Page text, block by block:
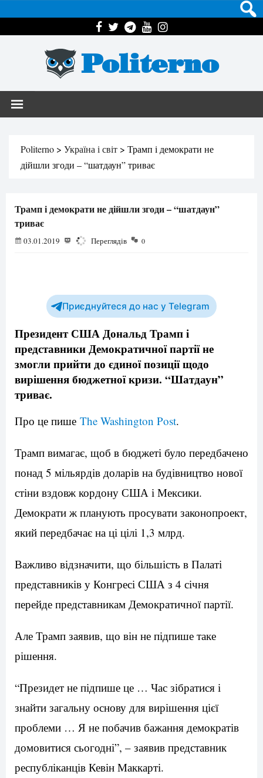
Politerno
Politerno > Україна і світ > Трамп і демократи не
дійшли згоди – “шатдаун” триває
Трамп і демократи не дійшли згоди – “шатдаун”
триває
03.01.2019 1776 Переглядів 0
Приєднуйтеся до нас у Telegram
Президент США Дональд Трамп і
представники Демократичної партії не
змогли прийти до єдиної позиції щодо
вирішення бюджетної кризи. “Шатдаун”
триває.
Про це пише The Washington Post.
Трамп вимагає, щоб в бюджеті було передбачено
понад 5 мільярдів доларів на будівництво нової
стіни вздовж кордону США і Мексики.
Демократи ж планують просувати законопроект,
який передбачає на ці цілі 1,3 млрд.
Важливо відзначити, що більшість в Палаті
представників у Конгресі США з 4 січня
перейде представникам Демократичної партії.
Але Трамп заявив, що він не підпише таке
рішення.
“Президет не підпише це … Час зібратися і
знайти загальну основу для вирішення цієї
проблеми … Я не побачив бажання демократів
домовитися сьогодні”, – заявив представник
республіканців Кевін Маккарті.